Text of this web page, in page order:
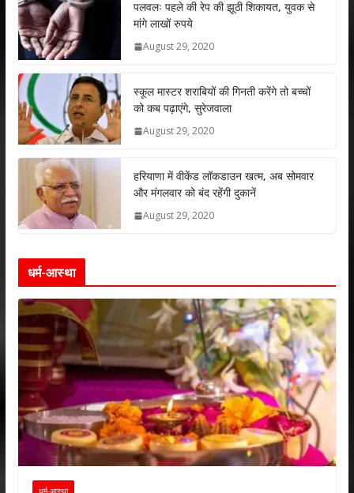
s
A
p
p
b
o
k
er e
dI
n
l e
पलवलः पहले की रेप की झूठी शिकायत, युवक से
मांगे लाखों रुपये
August 29, 2020
स्कूल मास्टर शराबियों की गिनती करेंगे तो बच्चों
को कब पढ़ाएंगे, सुरेजवाला
August 29, 2020
हरियाणा में वीकेंड लॉकडाउन खत्म, अब सोमवार
और मंगलवार को बंद रहेंगी दुकानें
August 29, 2020
धर्म-आस्था
धर्म-आस्था